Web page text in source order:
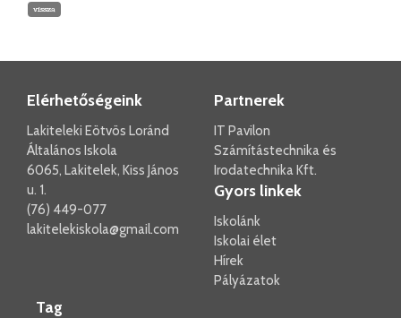
vissza
Elérhetőségeink
Lakiteleki Eötvös Loránd
Általános Iskola
6065, Lakitelek, Kiss János
u. 1.
(76) 449-077
lakitelekiskola@gmail.com
Partnerek
IT Pavilon
Számítástechnika és
Irodatechnika Kft.
Gyors linkek
Iskolánk
Iskolai élet
Hírek
Pályázatok
Tag